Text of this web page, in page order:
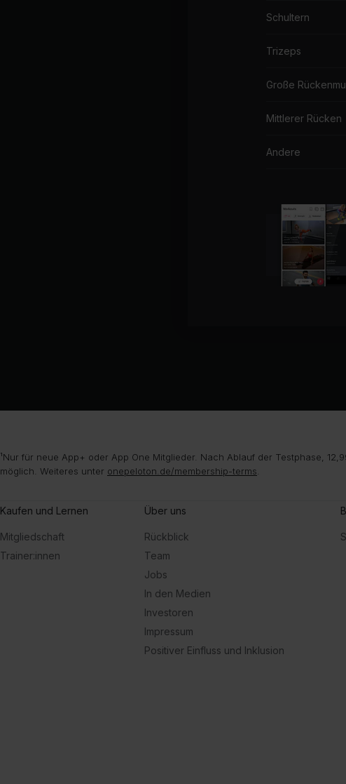
Schultern
Trizeps
Große
Mittlerer Rücken
Andere
¹Nur für neue App+ oder App One Mitglieder. Nach Ablauf der Testphase,
möglich. Weiteres unter onepeloton.de/membership-terms
Kaufen und Lernen
Mitgliedschaft
Trainer:innen
Über uns
Rückblick
Team
Jobs
In den Medien
Investoren
Impressum
Positiver Einfluss und Inklusion